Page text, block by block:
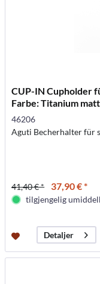
CUP-IN Cupholder
Farbe: Titanium matt
46206
Aguti Becherhalter für
41,40 € * 37,90 € *
tilgjengelig
Detaljer